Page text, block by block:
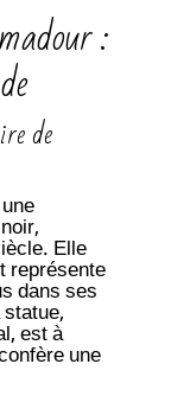
:
de
Elle
représente
dans ses
est à
une